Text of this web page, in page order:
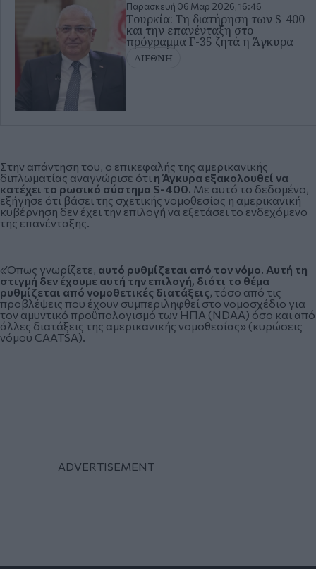
Παρασκευή 06 Μαρ 2026, 16:46
Τουρκία: Τη διατήρηση των S-400
και την επανένταξη στο
πρόγραμμα F-35 ζητά η Άγκυρα
ΔΙΕΘΝΗ
Στην απάντηση του, ο επικεφαλής της αμερικανικής
διπλωματίας αναγνώρισε ότι η Άγκυρα εξακολουθεί να
κατέχει το ρωσικό σύστημα S-400. Με αυτό το δεδομένο,
εξήγησε ότι βάσει της σχετικής νομοθεσίας η αμερικανική
κυβέρνηση δεν έχει την επιλογή να εξετάσει το ενδεχόμενο
της επανένταξης.
«Όπως γνωρίζετε, αυτό ρυθμίζεται από τον νόμο. Αυτή τη
στιγμή δεν έχουμε αυτή την επιλογή, διότι το θέμα
ρυθμίζεται από νομοθετικές διατάξεις, τόσο από τις
προβλέψεις που έχουν συμπεριληφθεί στο νομοσχέδιο για
τον αμυντικό προϋπολογισμό των ΗΠΑ (NDAA) όσο και από
άλλες διατάξεις της αμερικανικής νομοθεσίας» (κυρώσεις
νόμου CAATSA).